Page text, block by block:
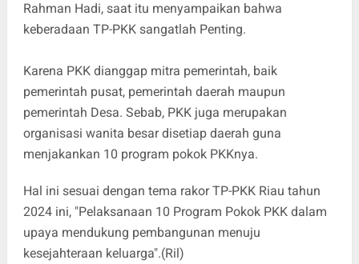
Rahman Hadi, saat itu menyampaikan bahwa
keberadaan TP-PKK sangatlah Penting.
Karena PKK dianggap mitra pemerintah, baik
pemerintah pusat, pemerintah daerah maupun
pemerintah Desa. Sebab, PKK juga merupakan
organisasi wanita besar disetiap daerah guna
menjakankan 10 program pokok PKKnya.
Hal ini sesuai dengan tema rakor TP-PKK Riau tahun
2024 ini, "Pelaksanaan 10 Program Pokok PKK dalam
upaya mendukung pembangunan menuju
kesejahteraan keluarga".(Ril)